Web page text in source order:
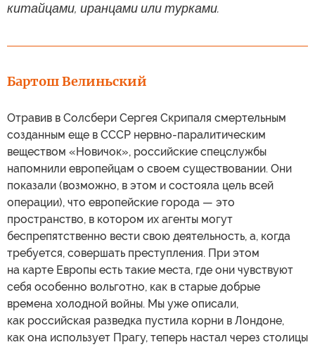
китайцами, иранцами или турками.
Бартош Велиньский
Отравив в Солсбери Сергея Скрипаля смертельным
созданным еще в СССР нервно-паралитическим
веществом «Новичок», российские спецслужбы
напомнили европейцам о своем существовании. Они
показали (возможно, в этом и состояла цель всей
операции), что европейские города — это
пространство, в котором их агенты могут
беспрепятственно вести свою деятельность, а, когда
требуется, совершать преступления. При этом
на карте Европы есть такие места, где они чувствуют
себя особенно вольготно, как в старые добрые
времена холодной войны. Мы уже описали,
как российская разведка пустила корни в Лондоне,
как она использует Прагу, теперь настал через столицы